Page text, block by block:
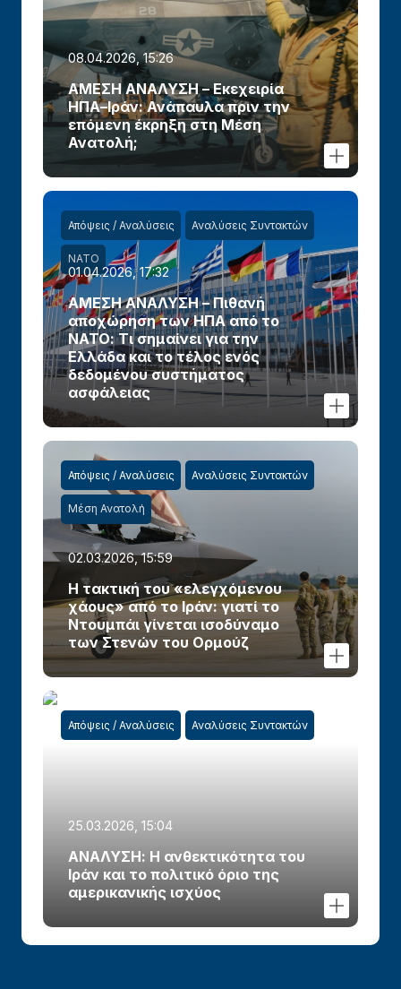
08.04.2026, 15:26
ΑΜΕΣΗ ΑΝΑΛΥΣΗ – Εκεχειρία
ΗΠΑ–Ιράν: Ανάπαυλα πριν την
επόμενη έκρηξη στη Μέση
Ανατολή;
Απόψεις / Αναλύσεις Αναλύσεις Συντακτών
ΝΑΤΟ
01.04.2026, 17:32
ΑΜΕΣΗ ΑΝΑΛΥΣΗ – Πιθανή
αποχώρηση των ΗΠΑ από το
ΝΑΤΟ: Τι σημαίνει για την
Ελλάδα και το τέλος ενός
δεδομένου συστήματος
ασφάλειας
Απόψεις / Αναλύσεις Αναλύσεις Συντακτών
Μέση Ανατολή
02.03.2026, 15:59
Η τακτική του «ελεγχόμενου
χάους» από το Ιράν: γιατί το
Ντουμπάι γίνεται ισοδύναμο
των Στενών του Ορμούζ
Απόψεις / Αναλύσεις Αναλύσεις Συντακτών
25.03.2026, 15:04
ΑΝΑΛΥΣΗ: Η ανθεκτικότητα του
Ιράν και το πολιτικό όριο της
αμερικανικής ισχύος